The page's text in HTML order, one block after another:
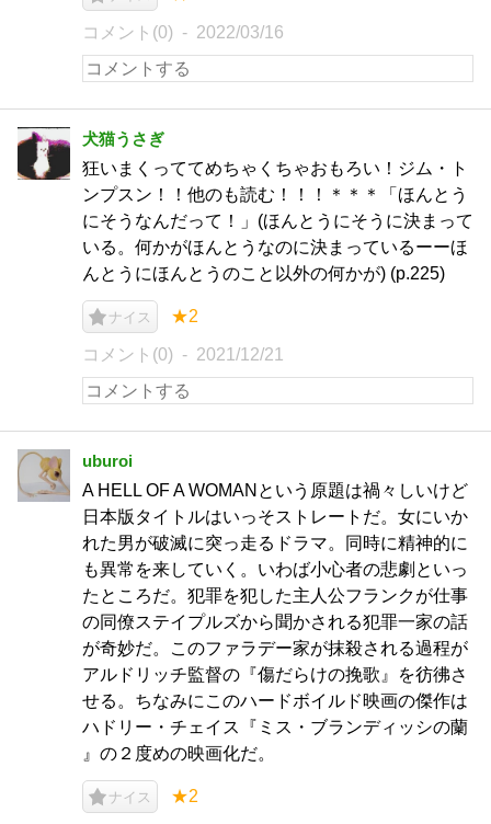
コメント(0) 2022/03/16
犬猫うさぎ
狂いまくっててめちゃくちゃおもろい！ジム・ト
ンプスン！！他のも読む！！！＊＊＊「ほんとう
にそうなんだって！」(ほんとうにそうに決まって
いる。何かがほんとうなのに決まっているーーほ
んとうにほんとうのこと以外の何かが) (p.225)
ナイス ★2
コメント(0) 2021/12/21
uburoi
A HELL OF A WOMANという原題は禍々しいけど
日本版タイトルはいっそストレートだ。女にいか
れた男が破滅に突っ走るドラマ。同時に精神的に
も異常を来していく。いわば小心者の悲劇といっ
たところだ。犯罪を犯した主人公フランクが仕事
の同僚ステイプルズから聞かされる犯罪一家の話
が奇妙だ。このファラデー家が抹殺される過程が
アルドリッチ監督の『傷だらけの挽歌』を彷彿さ
せる。ちなみにこのハードボイルド映画の傑作は
ハドリー・チェイス『ミス・ブランディッシの蘭
』の２度めの映画化だ。
ナイス ★2